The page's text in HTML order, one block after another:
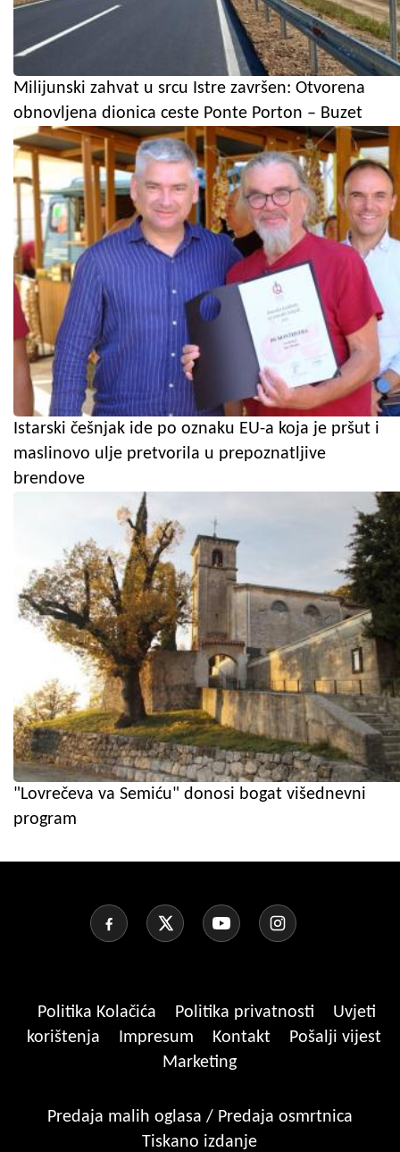
Milijunski zahvat u srcu Istre završen: Otvorena
obnovljena dionica ceste Ponte Porton – Buzet
Istarski češnjak ide po oznaku EU-a koja je pršut i
maslinovo ulje pretvorila u prepoznatljive
brendove
"Lovrečeva va Semiću" donosi bogat višednevni
program
Politika Kolačića Politika privatnosti
Uvjeti
korištenja
Impresum Kontakt
Pošalji vijest
Marketing
Predaja malih oglasa / Predaja osmrtnica
Tiskano izdanje